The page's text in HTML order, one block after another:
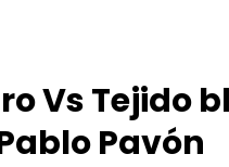
Vs Tejido
Pavón